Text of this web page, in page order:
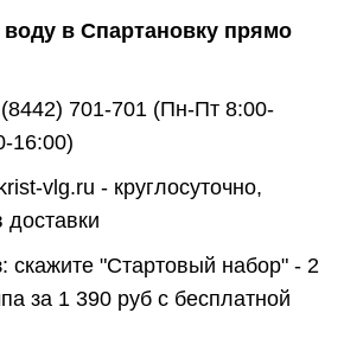
воду в Спартановку прямо
701-701 (Пн-Пт 8:00-
16:00)
vlg.ru - круглосуточно,
доставки
скажите "Стартовый набор" - 2
за 1 390 руб с бесплатной